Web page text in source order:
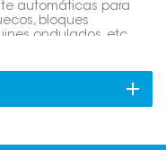
automáticas para
bloques
ondulados, etc.